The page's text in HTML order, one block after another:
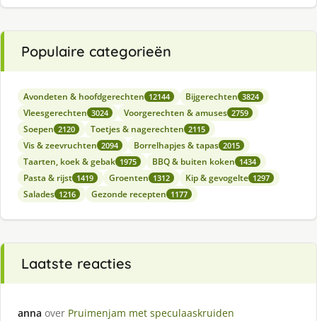
Populaire categorieën
Avondeten & hoofdgerechten 12144 Bijgerechten 3824
Vleesgerechten 3024 Voorgerechten & amuses 2759
Soepen 2120 Toetjes & nagerechten 2115
Vis & zeevruchten 2094 Borrelhapjes & tapas 2015
Taarten, koek & gebak 1975 BBQ & buiten koken 1434
Pasta & rijst 1419 Groenten 1312 Kip & gevogelte 1297
Salades 1216 Gezonde recepten 1177
Laatste reacties
anna over Pruimenjam met speculaaskruiden